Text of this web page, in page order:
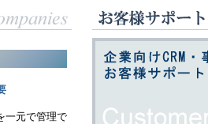
一元で管理で